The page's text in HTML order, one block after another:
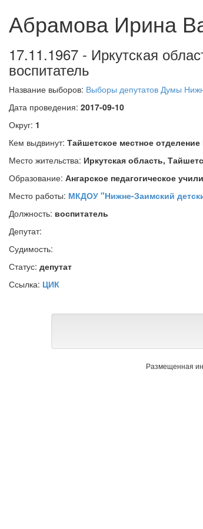
Абрамова Ирина
17.11.1967 - Иркутская
воспитатель
Название выборов: Выборы депутатов Думы
Дата проведения: 2017-09-10
Округ: 1
Кем выдвинут: Тайшетское местное
Место жительства: Иркутская область,
Образование: Ангарское педагогическое
Место работы: МКДОУ "Нижне-Заимский
Должность: воспитатель
Депутат:
Судимость:
Статус: депутат
Ссылка: ЦИК
Размещенная